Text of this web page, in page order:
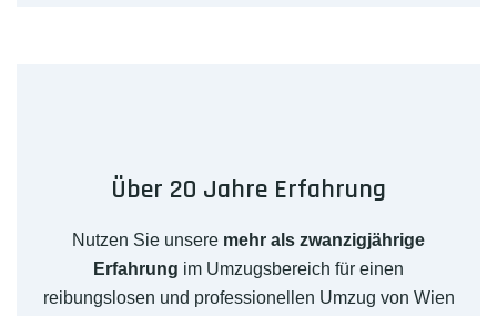
Über 20 Jahre Erfahrung
Nutzen Sie unsere mehr als zwanzigjährige
Erfahrung im Umzugsbereich für einen
reibungslosen und professionellen Umzug von Wien